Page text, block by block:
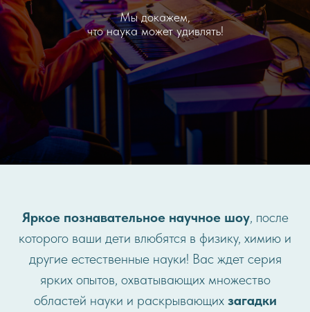
Мы докажем,
что наука может удивлять!
Яркое познавательное научное шоу, после
которого ваши дети влюбятся в физику, химию и
другие естественные науки! Вас ждет серия
ярких опытов, охватывающих множество
областей науки и раскрывающих загадки